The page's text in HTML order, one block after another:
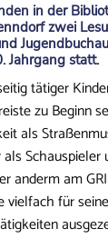
in der
zwei
Jahrgang statt.
tätiger
zu Beginn
als
Schauspieler
anderm am
vielfach für seine